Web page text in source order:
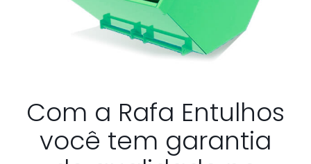
Com a Rafa Entulhos
você tem garantia